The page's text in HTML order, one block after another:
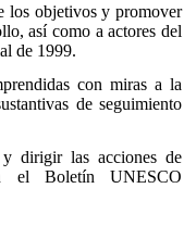
los objetivos y promover
así como a actores del
de 1999.
con miras a la
de seguimiento
dirigir las acciones de
el Boletín UNESCO